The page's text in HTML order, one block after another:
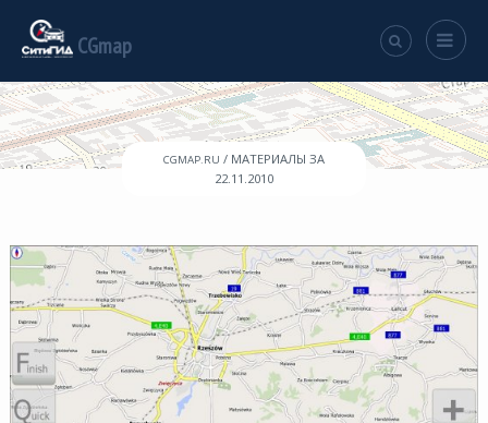
CGmap
CGMAP.RU / МАТЕРИАЛЫ ЗА
22.11.2010